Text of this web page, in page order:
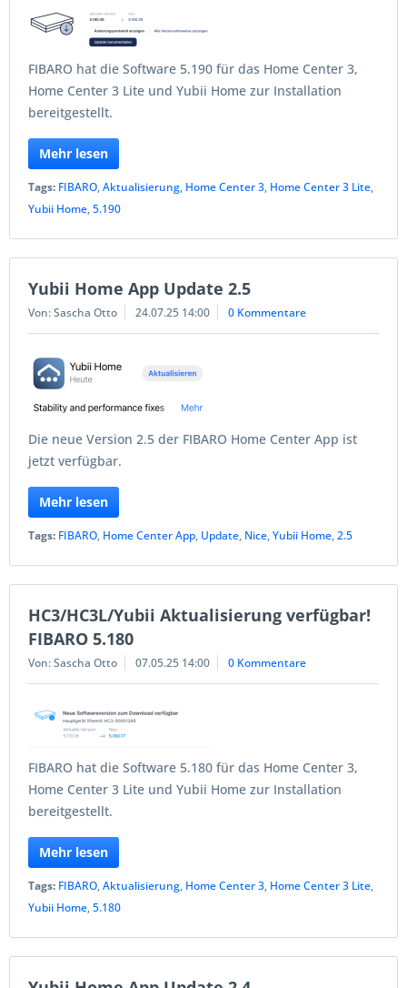
FIBARO hat die Software 5.190 für das Home Center 3,
Home Center 3 Lite und Yubii Home zur Installation
bereitgestellt.
Mehr lesen
Tags: FIBARO,Aktualisierung, Home Center 3, Home Center 3 Lite,
Yubii Home,5.190
Yubii Home App Update 2.5
Von: Sascha Otto 24.07.25 14:00 0 Kommentare
Die neue Version 2.5 der FIBARO Home Center App ist
jetzt verfügbar.
Mehr lesen
Tags: FIBARO, Home Center App, Update, Nice,Yubii Home,2.5
HC3/HC3L/Yubii Aktualisierung verfügbar!
FIBARO 5.180
Von: Sascha Otto 07.05.25 14:00 0 Kommentare
FIBARO hat die Software 5.180 für das Home Center 3,
Home Center 3 Lite und Yubii Home zur Installation
bereitgestellt.
Mehr lesen
Tags: FIBARO,Aktualisierung, Home Center 3, Home Center 3 Lite,
Yubii Home,5.180